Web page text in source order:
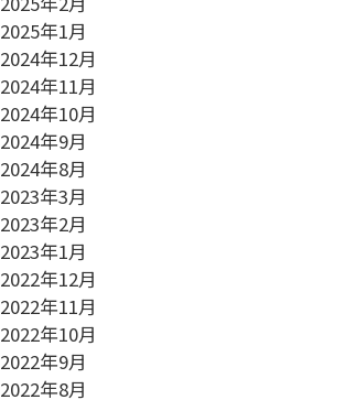
2025年1月
2024年12月
2024年11月
2024年10月
2024年9月
2024年8月
2023年3月
2023年2月
2023年1月
2022年12月
2022年11月
2022年10月
2022年9月
2022年8月